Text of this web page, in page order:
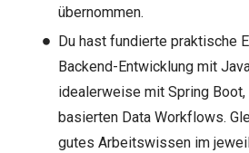
übernommen.
Du hast fundierte praktische
Backend-Entwicklung mit
idealerweise mit Spring
basierten Data Workflows.
gutes Arbeitswissen im